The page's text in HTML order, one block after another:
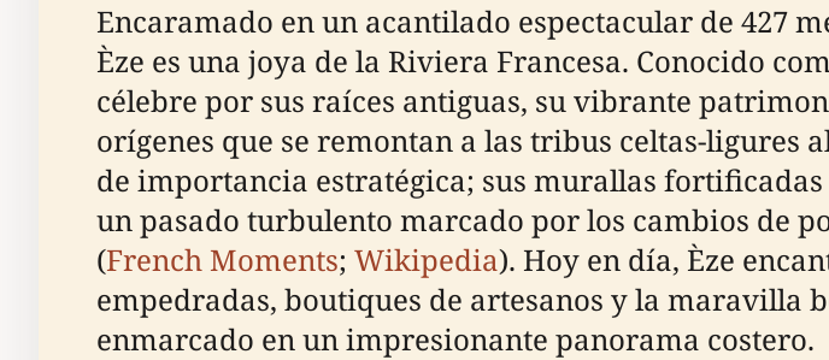
Encaramado en un acantilado espectacular de 427
Èze es una joya de la Riviera Francesa. Conocido
célebre por sus raíces antiguas, su vibrante
orígenes que se remontan a las tribus celtas-ligures
de importancia estratégica; sus murallas
un pasado turbulento marcado por los cambios de
(French Moments; Wikipedia). Hoy en día, Èze
empedradas, boutiques de artesanos y la maravilla
enmarcado en un impresionante panorama costero.